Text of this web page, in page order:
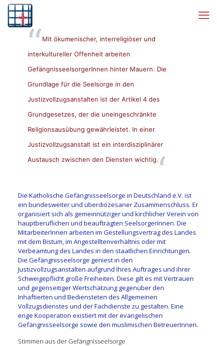
Mit ökumenischer, interreligiöser und
interkultureller Offenheit arbeiten
GefängnisseelsorgerInnen hinter Mauern. Die
Grundlage für die Seelsorge in den
Justizvollzugsanstalten ist der Artikel 4 des
Grundgesetzes, der die uneingeschränkte
Religionsausübung gewährleistet. In einer
Justizvollzugsanstalt ist ein interdisziplinärer
Austausch zwischen den Diensten wichtig.
Die Katholische Gefängnisseelsorge in Deutschland e.V. ist
ein bundesweiter und überdiözesaner Zusammenschluss. Er
organisiert sich als gemeinnütziger und kirchlicher Verein von
hauptberuflichen und beauftragten SeelsorgerInnen. Die
MitarbeiterInnen arbeiten im Gestellungsvertrag des Landes
mit dem Bistum, im Angestelltenverhältnis oder mit
Verbeamtung des Landes in den staatlichen Einrichtungen.
Die Gefängnisseelsorge geniest in den
Justizvollzugsanstalten aufgrund Ihres Auftrages und ihrer
Schweigepflicht große Freiheiten. Diese gilt es mit Vertrauen
und gegenseitiger Wertschätzung gegenüber den
Inhaftierten und Bediensteten des Allgemeinen
Vollzugsdienstes und der Fachdienste zu gestalten. Eine
enge Kooperation existiert mit der evangelischen
Gefängnisseelsorge sowie den muslimischen BetreuerInnen.
Stimmen aus der Gefängnisseelsorge